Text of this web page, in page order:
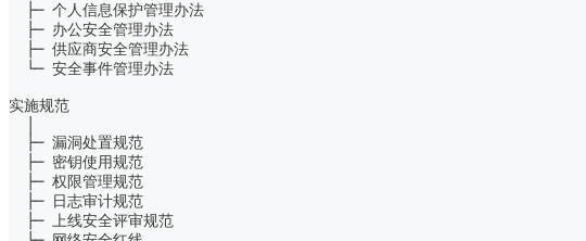
  ├─ 个人信息保护管理办法
  ├─ 办公安全管理办法
  ├─ 供应商安全管理办法
  └─ 安全事件管理办法
实施规范
  ├─ 漏洞处置规范
  ├─ 密钥使用规范
  ├─ 权限管理规范
  ├─ 日志审计规范
  ├─ 上线安全评审规范